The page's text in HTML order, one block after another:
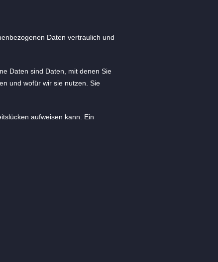
Daten vertraulich und
Daten sind Daten, mit denen Sie
und wofür wir sie nutzen. Sie
aufweisen kann. Ein